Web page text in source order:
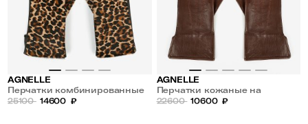
AGNELLE
Перчатки комбинированные
из кожи и меха
25100 14600 ₽
AGNELLE
Перчатки кожаные на
шелковой подкладке
22600 10600 ₽